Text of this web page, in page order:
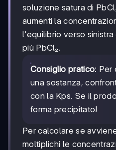
soluzione satura di
aumenti la
l'equilibrio verso
più PbCl₂.
Consiglio pratico: Per
una sostanza,
con la Kps. Se il
forma precipitato!
Per calcolare se
moltiplichi le